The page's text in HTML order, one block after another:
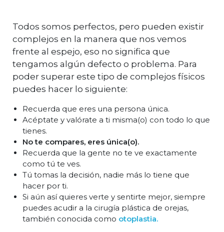
Todos somos perfectos, pero pueden existir
complejos en la manera que nos vemos
frente al espejo, eso no significa que
tengamos algún defecto o problema. Para
poder superar este tipo de complejos físicos
puedes hacer lo siguiente:
Recuerda que eres una persona única.
Acéptate y valórate a ti misma(o) con todo lo que
tienes.
No te compares, eres única(o).
Recuerda que la gente no te ve exactamente
como tú te ves.
Tú tomas la decisión, nadie más lo tiene que
hacer por ti.
Si aún así quieres verte y sentirte mejor, siempre
puedes acudir a la cirugía plástica de orejas,
también conocida como otoplastia.